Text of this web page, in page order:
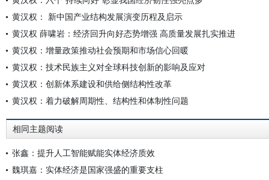
黄汉权： 新中国产业结构发展演变历程及启示
黄汉权 薛啸岩：经济回升向好态势增强 高质量发展扎实推进
黄汉权：增量政策推动社会预期和市场信心回暖
黄汉权：技术民族主义对全球科技创新的影响及应对
黄汉权：创新体系建设和供给侧结构性改革
黄汉权：着力破解周期性、结构性和体制性问题
相同主题阅读
张鑫：提升人工智能赋能实体经济质效
魏琪嘉：实体经济是国家强盛的重要支柱